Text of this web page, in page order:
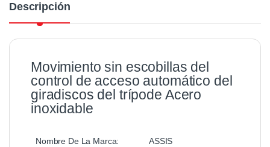
Descripción
Movimiento sin escobillas del
control de acceso automático del
giradiscos del trípode Acero
inoxidable
Nombre De La Marca: ASSIS